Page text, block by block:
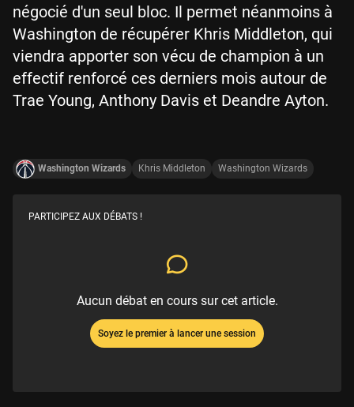
négocié d'un seul bloc. Il permet néanmoins à
Washington de récupérer Khris Middleton, qui
viendra apporter son vécu de champion à un
effectif renforcé ces derniers mois autour de
Trae Young, Anthony Davis et Deandre Ayton.
Washington Wizards Khris Middleton Washington Wizards
PARTICIPEZ AUX DÉBATS !
Aucun débat en cours sur cet article.
Soyez le premier à lancer une session